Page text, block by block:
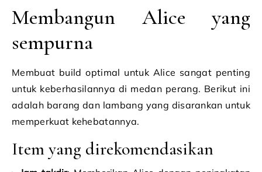
Membangun Alice yang
sempurna
Membuat build optimal untuk Alice sangat penting
untuk keberhasilannya di medan perang. Berikut ini
adalah barang dan lambang yang disarankan untuk
memperkuat kehebatannya.
Item yang direkomendasikan